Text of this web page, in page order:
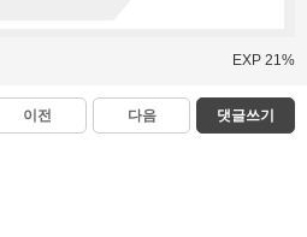
EXP 21%
이전 다음 댓글쓰기